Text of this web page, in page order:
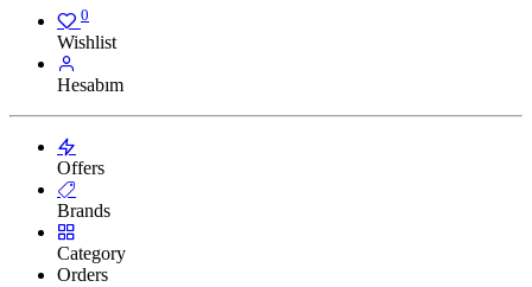
0
Wishlist
Hesabım
Offers
Brands
Category
Orders